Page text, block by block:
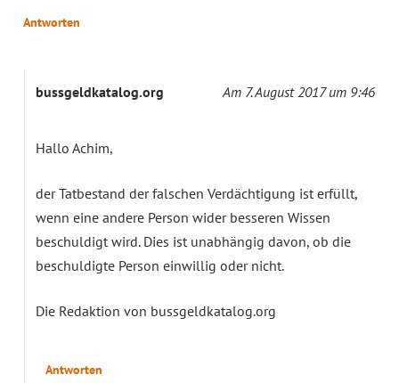
Antworten
bussgeldkatalog.org Am 7. August 2017 um 9:46
Hallo Achim,
der Tatbestand der falschen Verdächtigung ist erfüllt,
wenn eine andere Person wider besseren Wissen
beschuldigt wird. Dies ist unabhängig davon, ob die
beschuldigte Person einwillig oder nicht.
Die Redaktion von bussgeldkatalog.org
Antworten